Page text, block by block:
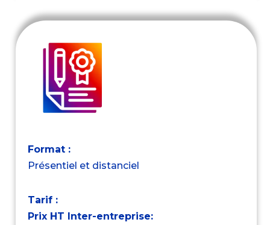
Format :
Présentiel et distanciel
Tarif :
Prix HT Inter-entreprise: